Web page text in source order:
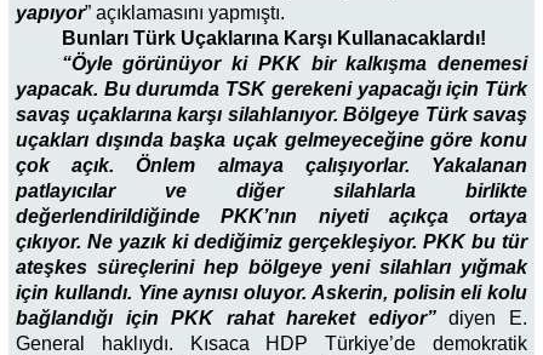
yapıyor” açıklamasını yapmıştı.
Bunları Türk Uçaklarına Karşı Kullanacaklardı!
“Öyle görünüyor ki PKK bir kalkışma denemesi
yapacak. Bu durumda TSK gerekeni yapacağı için Türk
savaş uçaklarına karşı silahlanıyor. Bölgeye Türk savaş
uçakları dışında başka uçak gelmeyeceğine göre konu
çok açık. Önlem almaya çalışıyorlar. Yakalanan
patlayıcılar ve diğer silahlarla birlikte
değerlendirildiğinde PKK’nın niyeti açıkça ortaya
çıkıyor. Ne yazık ki dediğimiz gerçekleşiyor. PKK bu tür
ateşkes süreçlerini hep bölgeye yeni silahları yığmak
için kullandı. Yine aynısı oluyor. Askerin, polisin eli kolu
bağlandığı için PKK rahat hareket ediyor”diyen E.
General haklıydı. Kısaca HDP Türkiye’de demokratik